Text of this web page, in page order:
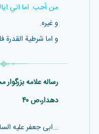
من أحب. اما اني
و غيره.
و اما شرطية القدرة
رساله علامه
دهدار،ص ۴۰
...ابى جعفر عليه